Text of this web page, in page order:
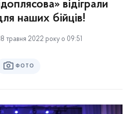
відіграли
наших бійців!
травня 2022 року о 09:51
ФОТО